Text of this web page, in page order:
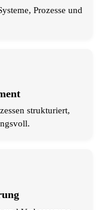
Prozesse und
strukturiert,